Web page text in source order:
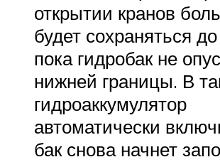
открытии кранов
будет сохраняться
пока гидробак не
нижней границы. В
гидроаккумулятор
автоматически
бак снова начнет